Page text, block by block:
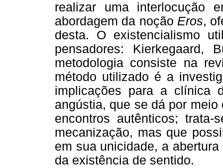
realizar uma interlocução
abordagem da noção Eros,
desta. O existencialismo
pensadores: Kierkegaard,
metodologia consiste na
método utilizado é a
implicações para a clínica
angústia, que se dá por
encontros autênticos;
mecanização, mas que
em sua unicidade, a
da existência de sentido.